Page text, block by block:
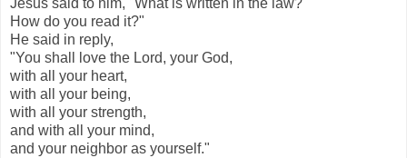
Jesus said to him, "What is written in the law?
How do you read it?"
He said in reply,
"You shall love the Lord, your God,
with all your heart,
with all your being,
with all your strength,
and with all your mind,
and your neighbor as yourself."